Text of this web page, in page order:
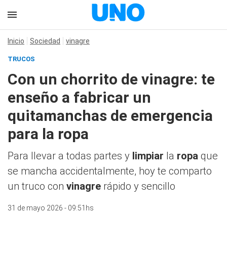
Inicio Sociedad vinagre
TRUCOS
Con un chorrito de vinagre: te
enseño a fabricar un
quitamanchas de emergencia
para la ropa
Para llevar a todas partes y limpiar la ropa que
se mancha accidentalmente, hoy te comparto
un truco con vinagre rápido y sencillo
31 de mayo 2026 - 09:51hs